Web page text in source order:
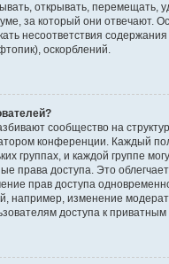
открывать, перемещать,
за который они отвечают.
несоответствия
оскорблений.
сообщество на
конференции. Каждый
группах, и каждой группе
права доступа. Это облегчает
прав доступа
например, изменение
доступа к